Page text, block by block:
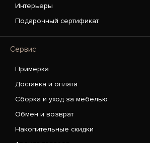
Интерьеры
Подарочный сертификат
Сервис
Примерка
Доставка и оплата
Сборка и уход за мебелью
Обмен и возврат
Накопительные скидки